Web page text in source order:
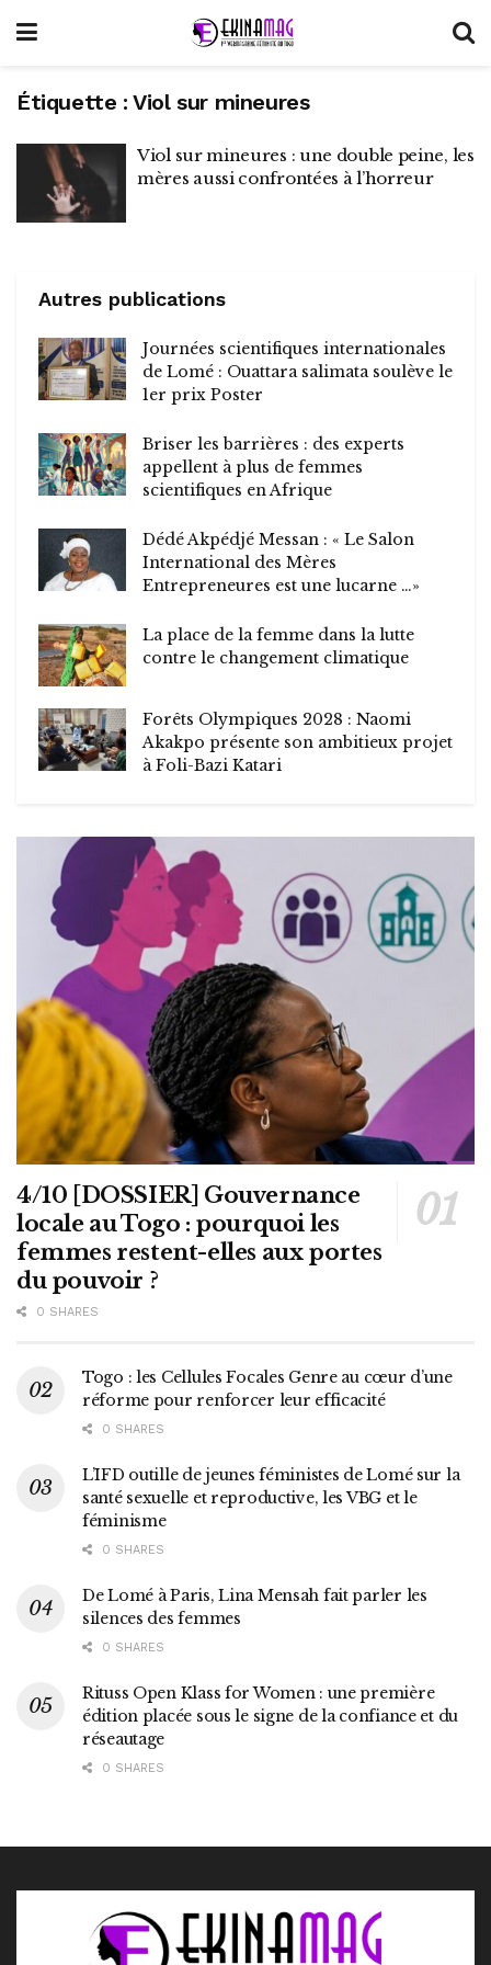
Étiquette :Viol sur mineures
Viol sur mineures : une double peine, les
mères aussi confrontées à l’horreur
Autres publications
Journées scientifiques internationales
de Lomé : Ouattara salimata soulève le
1er prix Poster
Briser les barrières : des experts
appellent à plus de femmes
scientifiques en Afrique
Dédé Akpédjé Messan : « Le Salon
International des Mères
Entrepreneures est une lucarne …»
La place de la femme dans la lutte
contre le changement climatique
Forêts Olympiques 2028 : Naomi
Akakpo présente son ambitieux projet
à Foli-Bazi Katari
4/10 [DOSSIER] Gouvernance
locale au Togo : pourquoi les
femmes restent-elles aux portes
du pouvoir ?
0 SHARES
Togo : les Cellules Focales Genre au cœur d’une
réforme pour renforcer leur efficacité
0 SHARES
L’IFD outille de jeunes féministes de Lomé sur la
santé sexuelle et reproductive, les VBG et le
féminisme
0 SHARES
De Lomé à Paris, Lina Mensah fait parler les
silences des femmes
0 SHARES
Rituss Open Klass for Women : une première
édition placée sous le signe de la confiance et du
réseautage
0 SHARES